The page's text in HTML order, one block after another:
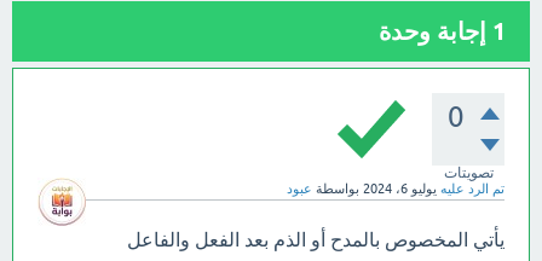
1 إجابة وحدة
0
تصويتات
تم الرد عليه يوليو 6، 2024 بواسطة عبود
يأتي المخصوص بالمدح أو الذم بعد الفعل والفاعل